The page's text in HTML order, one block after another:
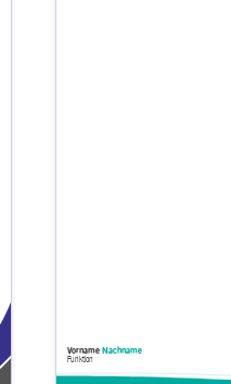
Funktion
Vorname Nachname